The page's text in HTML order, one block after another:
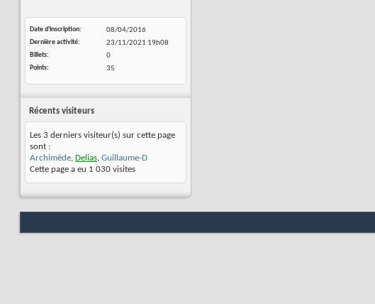
Date d'inscription
08/04/2016
Dernière activité
23/11/2021 19h08
Billets
0
Points
35
Récents visiteurs
Les 3 derniers visiteur(s) sur cette page
sont :
Archimède, Delias, Guillaume-D
Cette page a eu 1 030 visites